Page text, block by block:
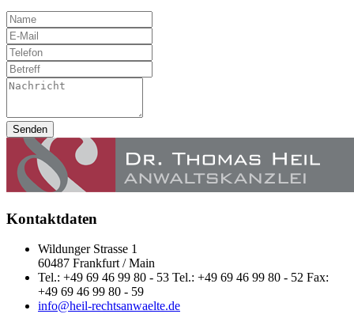
Senden
Kontaktdaten
Wildunger Strasse 1
60487 Frankfurt / Main
Tel.: +49 69 46 99 80 - 53 Tel.: +49 69 46 99 80 - 52 Fax:
+49 69 46 99 80 - 59
info@heil-rechtsanwaelte.de